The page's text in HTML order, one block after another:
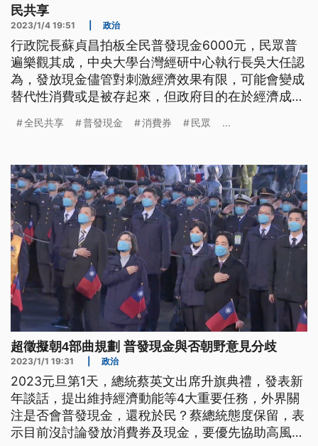
民共享
2023/1/4 19:51 政治
行政院長蘇貞昌拍板全民普發現金6000元，民眾普
遍樂觀其成，中央大學台灣經研中心執行長吳大任認
為，發放現金儘管對刺激經濟效果有限，可能會變成
替代性消費或是被存起來，但政府目的在於經濟成果
全民共享 普發現金 消費券 民眾 ...
超徵擬朝4部曲規劃 普發現金與否朝野意見分歧
2023/1/1 19:31 政治
2023元旦第1天，總統蔡英文出席升旗典禮，發表新
年談話，提出維持經濟動能等4大重要任務，外界關
注是否會普發現金，還稅於民？蔡總統態度保留，表
示目前沒討論發放消費券及現金，要優先協助高風險